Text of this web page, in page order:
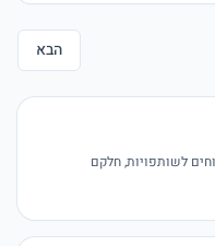
הבא
לשותפויות, חלקם